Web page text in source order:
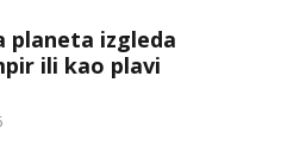
planeta izgleda
ili kao plavi